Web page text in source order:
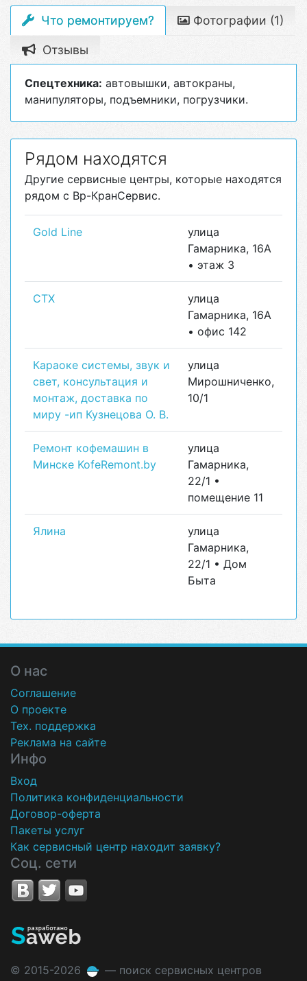
Что ремонтируем? Фотографии (1)
Отзывы
Спецтехника: автовышки, автокраны,
манипуляторы, подъемники, погрузчики.
Рядом находятся
Другие сервисные центры, которые находятся
рядом с Вр-КранСервис.
Gold Line
улица
Гамарника, 16А
• этаж 3
СТХ
улица
Гамарника, 16А
• офис 142
Караоке системы, звук и
свет, консультация и
монтаж, доставка по
миру -ип Кузнецова О. В.
улица
Мирошниченко,
10/1
Ремонт кофемашин в
Минске KofeRemont.by
улица
Гамарника,
22/1 •
помещение 11
Ялина
улица
Гамарника,
22/1 • Дом
Быта
О нас
Соглашение
О проекте
Тех. поддержка
Реклама на сайте
Инфо
Вход
Политика конфиденциальности
Договор-оферта
Пакеты услуг
Как сервисный центр находит заявку?
Соц. сети
© 2015-2026 — поиск сервисных центров